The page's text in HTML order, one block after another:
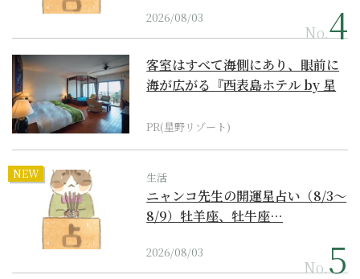
2026/08/03
No.
客室はすべて海側にあり、眼前に
海が広がる『西表島ホテル by 星
PR(星野リゾート)
NEW 生活
ニャンコ先生の開運星占い（8/3～
8/9）牡羊座、牡牛座…
2026/08/03
No.